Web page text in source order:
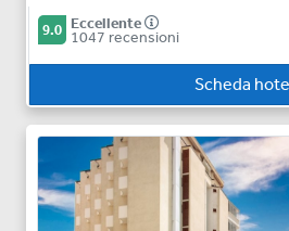
9.0 Eccellente
1047 recensioni
Scheda